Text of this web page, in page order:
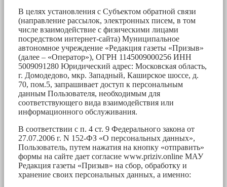
В целях установления с Субъектом обратной связи
(направление рассылок, электронных писем, в том
числе взаимодействие с физическими лицами
посредством интернет-сайта) Муниципальное
автономное учреждение «Редакция газеты «Призыв»
(далее – «Оператор»), ОГРН 1145009000256 ИНН
5009091280 Юридический адрес: Московская область,
г. Домодедово, мкр. Западный, Каширское шоссе, д.
70, пом.5, запрашивает доступ к персональным
данным Пользователя, необходимым для
соответствующего вида взаимодействия или
информационного обслуживания.
В соответствии с п. 4 ст. 9 Федерального закона от
27.07.2006 г. N 152-ФЗ «О персональных данных»,
Пользователь, путем нажатия на кнопку «отправить»
формы на сайте дает согласие www.priziv.online МАУ
Редакция газеты «Призыв» на сбор, обработку и
хранение своих персональных данных, а именно: